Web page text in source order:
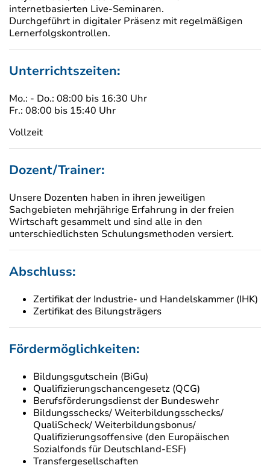
internetbasierten Live-Seminaren.
Durchgeführt in digitaler Präsenz mit regelmäßigen
Lernerfolgskontrollen.
Unterrichtszeiten:
Mo.: - Do.: 08:00 bis 16:30 Uhr
Fr.: 08:00 bis 15:40 Uhr
Vollzeit
Dozent/Trainer:
Unsere Dozenten haben in ihren jeweiligen
Sachgebieten mehrjährige Erfahrung in der freien
Wirtschaft gesammelt und sind alle in den
unterschiedlichsten Schulungsmethoden versiert.
Abschluss:
Zertifikat der Industrie- und Handelskammer (IHK)
Zertifikat des Bilungsträgers
Fördermöglichkeiten:
Bildungsgutschein (BiGu)
Qualifizierungschancengesetz (QCG)
Berufsförderungsdienst der Bundeswehr
Bildungsschecks/ Weiterbildungsschecks/
QualiScheck/ Weiterbildungsbonus/
Qualifizierungsoffensive (den Europäischen
Sozialfonds für Deutschland-ESF)
Transfergesellschaften